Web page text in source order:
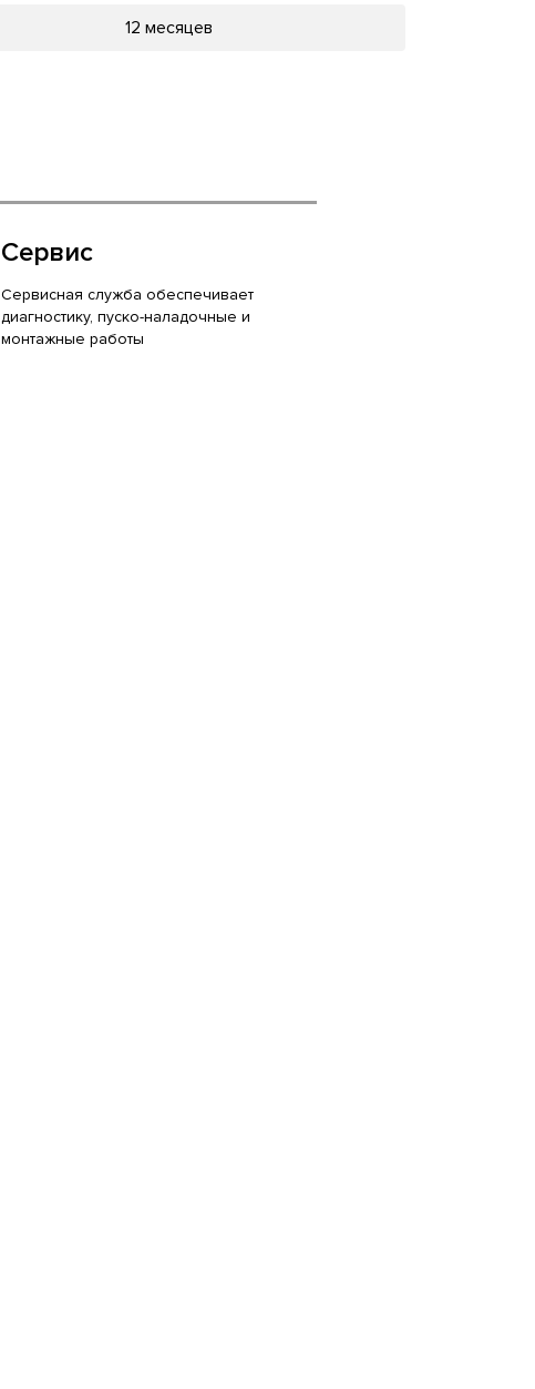
12 месяцев
Сервис
Сервисная служба обеспечивает
диагностику, пуско-наладочные и
монтажные работы